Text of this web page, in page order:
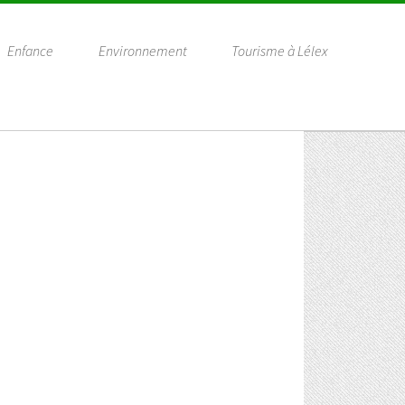
Enfance Environnement Tourisme à Lélex